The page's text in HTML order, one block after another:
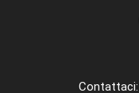
Contattaci: